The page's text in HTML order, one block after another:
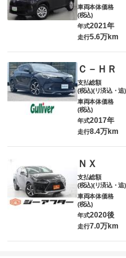
車両本体価格
(税込)
年式2021年
走行5.6万km
Ｃ－ＨＲ
支払総額
(税込)(リ済込・追)
車両本体価格
(税込)
年式2017年
走行8.4万km
ＮＸ
支払総額
(税込)(リ済込・追)
車両本体価格
(税込)
年式2020後
走行7.0万km